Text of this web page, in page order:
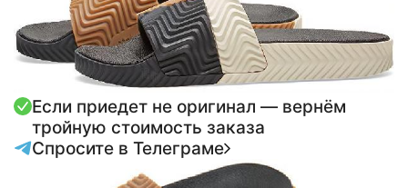
Если приедет не оригинал — вернём
тройную стоимость заказа
Спросите в Телеграме